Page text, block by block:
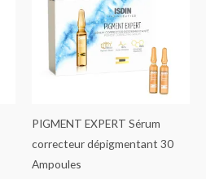
PIGMENT EXPERT Sérum
correcteur dépigmentant 30
Ampoules
650.00 Dhs.